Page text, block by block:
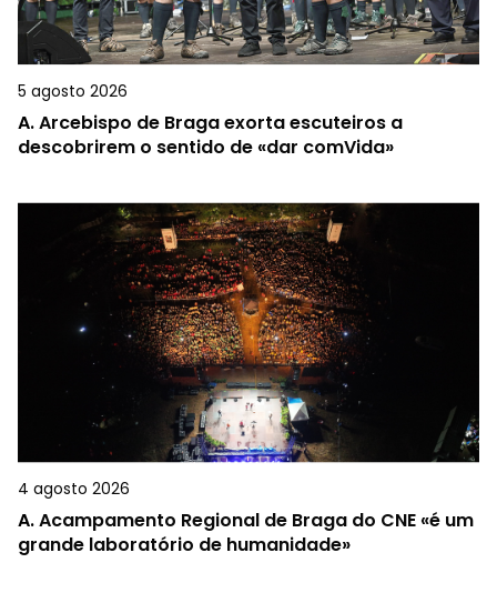
5 agosto 2026
A.Arcebispo de Braga exorta escuteiros a
descobrirem o sentido de «dar comVida»
4 agosto 2026
A.Acampamento Regional de Braga do CNE «é um
grande laboratório de humanidade»